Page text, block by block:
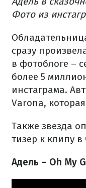
Фото из
сразу
в фотоблоге –
более 5
инстаграма.
Varona,
Также звезда
тизер к клипу
Адель – Oh My